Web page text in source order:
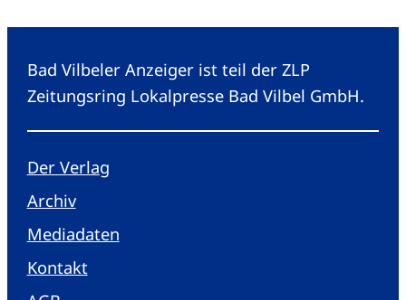
Bad Vilbeler Anzeiger ist teil der ZLP
Zeitungsring Lokalpresse Bad Vilbel GmbH.
Der Verlag
Archiv
Mediadaten
Kontakt